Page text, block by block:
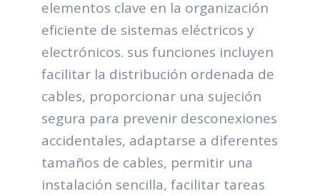
elementos clave en la organización
eficiente de sistemas eléctricos y
electrónicos. sus funciones incluyen
facilitar la distribución ordenada de
cables, proporcionar una sujeción
segura para prevenir desconexiones
accidentales, adaptarse a diferentes
tamaños de cables, permitir una
instalación sencilla, facilitar tareas